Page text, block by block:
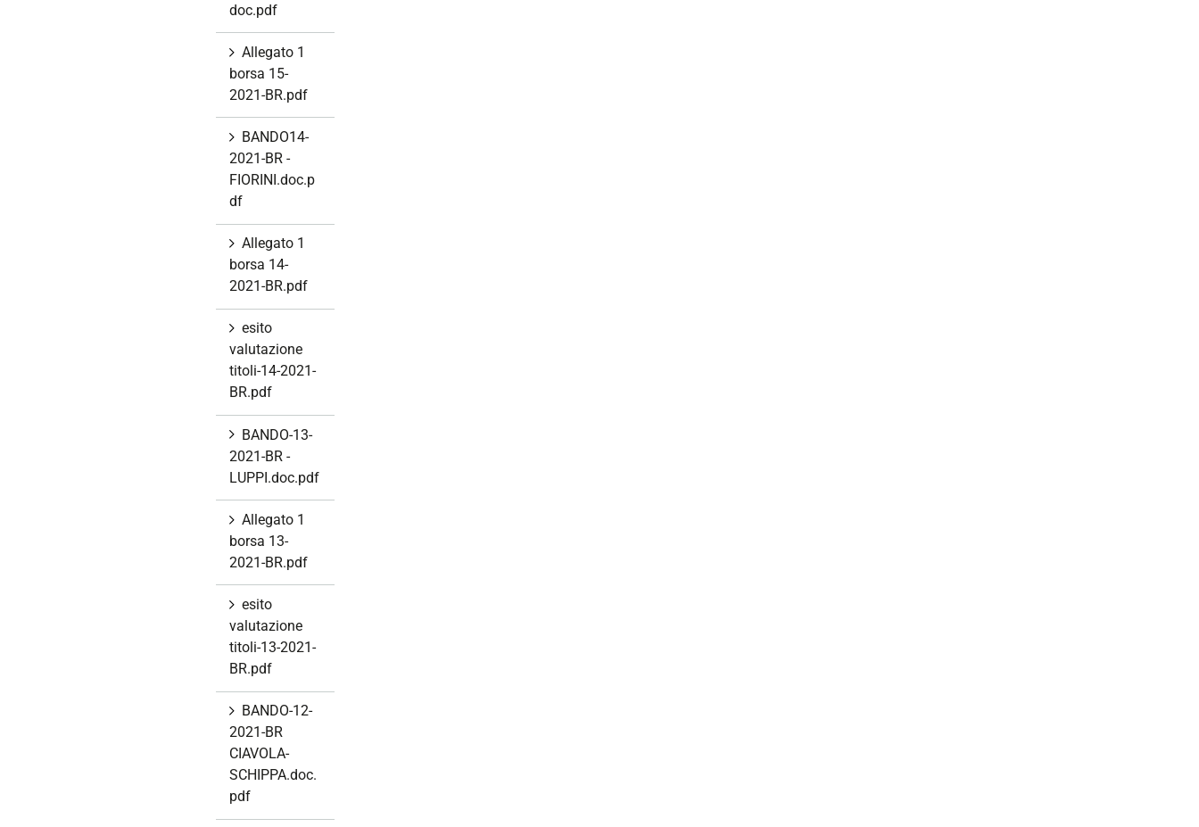
doc.pdf
Allegato 1
borsa 15-
2021-BR.pdf
BANDO14-
2021-BR -
FIORINI.doc.p
df
Allegato 1
borsa 14-
2021-BR.pdf
esito
valutazione
titoli-14-2021-
BR.pdf
BANDO-13-
2021-BR -
LUPPI.doc.pdf
Allegato 1
borsa 13-
2021-BR.pdf
esito
valutazione
titoli-13-2021-
BR.pdf
BANDO-12-
2021-BR
CIAVOLA-
SCHIPPA.doc.
pdf